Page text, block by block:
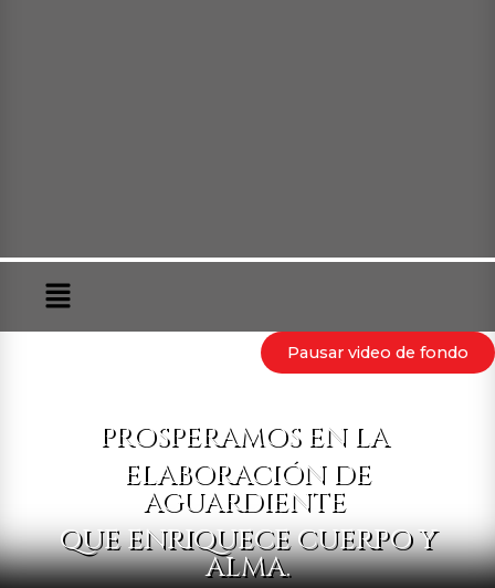
Menú
Pausar video de fondo
PROSPERAMOS EN LA
ELABORACIÓN DE
AGUARDIENTE
QUE ENRIQUECE CUERPO Y
ALMA.